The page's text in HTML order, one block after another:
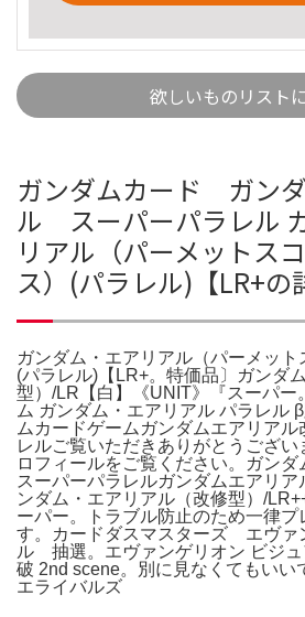
欲しいものリスト
ガンダムカード ガン
ル スーパーパラレル
リアル（パーメットス
ス）(パラレル)【LR+の
ガンダム・エアリアル（パーメット
(パラレル)【LR+。特価品〕ガンダ
型）/LR【白】《UNIT》『スーパー
ム ガンダム・エアリアル パラレル
ムカードゲームガンダムエアリア
レルご覧いただきありがとうござ
ロフィールをご覧ください。ガン
スーパーパラレルガンダムエアリ
ンダム・エアリアル（改修型）/
ーパー。トラブル防止のため一律プ
す。カードダスマスターズ エヴ
ル 抽選。エヴァンゲリオン ビジュ
破 2nd scene。別に見なくてもいい
エライバルズ